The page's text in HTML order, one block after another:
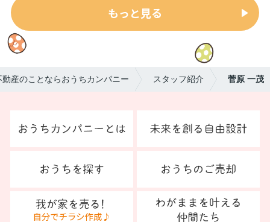
もっと見る
動産のことならおうちカンパニー スタッフ紹介 菅原 一茂